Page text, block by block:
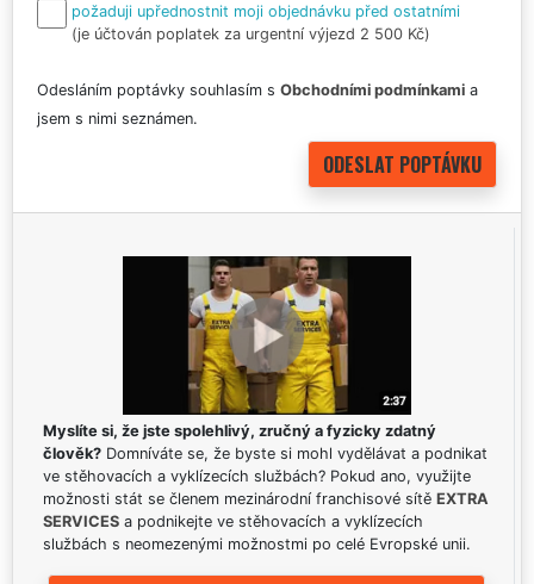
požaduji upřednostnit moji objednávku před ostatními
(je účtován poplatek za urgentní výjezd 2 500 Kč)
Odesláním poptávky souhlasím s Obchodními podmínkami a
jsem s nimi seznámen.
Myslíte si, že jste spolehlivý, zručný a fyzicky zdatný
člověk? Domníváte se, že byste si mohl vydělávat a podnikat
ve stěhovacích a vyklízecích službách? Pokud ano, využijte
možnosti stát se členem mezinárodní franchisové sítě EXTRA
SERVICES a podnikejte ve stěhovacích a vyklízecích
službách s neomezenými možnostmi po celé Evropské unii.